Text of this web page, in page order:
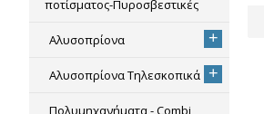
ποτίσματος-Πυροσβεστικές
Αλυσοπρίονα +
Αλυσοπρίονα Τηλεσκοπικά +
Πολυμηχανήματα - Combi